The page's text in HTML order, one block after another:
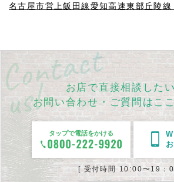
名古屋市営上飯田線愛知高速東部丘陵線
お店で直接相談したい
お問い合わせ・ご質問はこ
タップで電話をかける
[ 受付時間 10:00〜19：